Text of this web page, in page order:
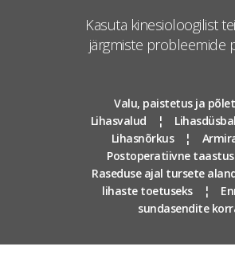
Kasuta kinesioloogilist
järgmiste probleemide
Valu, paistetus ja
Lihasvalud ¦
Lihasnõrkus ¦
Postoperatiivne
Raseduse ajal tursete
lihaste toetuseks ¦
sundasendite